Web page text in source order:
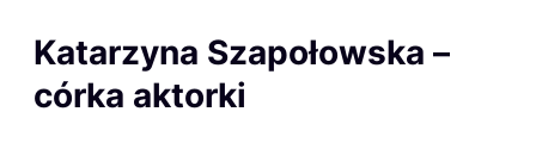
Katarzyna Szapołowska –
córka aktorki